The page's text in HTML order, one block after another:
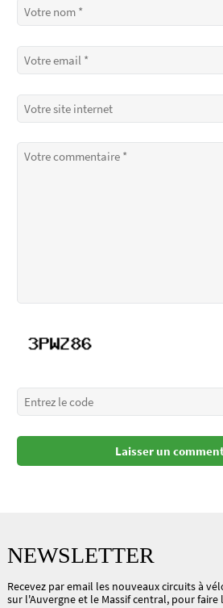
NEWSLETTER
Recevez par email les nouveaux circuits à
sur l'Auvergne et le Massif central, pour faire